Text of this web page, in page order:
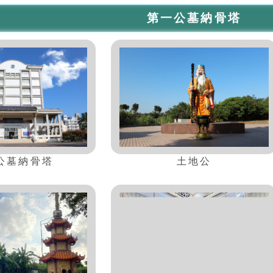
第一公墓納骨塔
墓納骨塔 土地公